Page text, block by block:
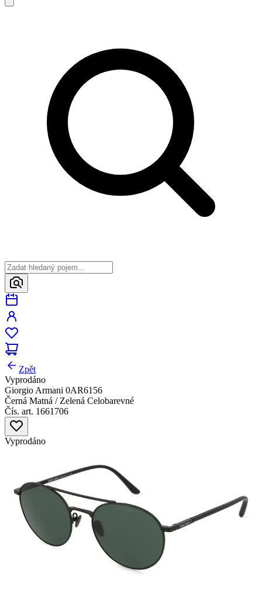
Zpět
Vyprodáno
Giorgio Armani 0AR6156
Černá Matná / Zelená Celobarevné
Čís. art. 1661706
Vyprodáno